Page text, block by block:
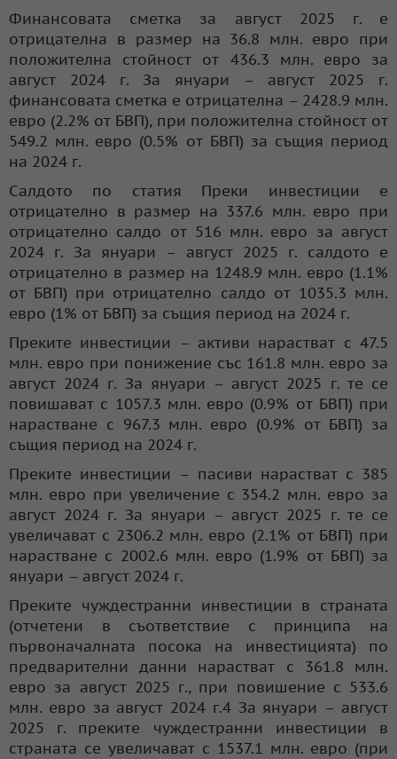
Финансовата сметка за август 2025 г. е
отрицателна в размер на 36.8 млн. евро при
положителна стойност от 436.3 млн. евро за
август 2024 г. За януари – август 2025 г.
финансовата сметка е отрицателна – 2428.9 млн.
евро (2.2% от БВП), при положителна стойност от
549.2 млн. евро (0.5% от БВП) за същия период
на 2024 г.
Салдото по статия Преки инвестиции е
отрицателно в размер на 337.6 млн. евро при
отрицателно салдо от 516 млн. евро за август
2024 г. За януари – август 2025 г. салдото е
отрицателно в размер на 1248.9 млн. евро (1.1%
от БВП) при отрицателно салдо от 1035.3 млн.
евро (1% от БВП) за същия период на 2024 г.
Преките инвестиции – активи нарастват с 47.5
млн. евро при понижение със 161.8 млн. евро за
август 2024 г. За януари – август 2025 г. те се
повишават с 1057.3 млн. евро (0.9% от БВП) при
нарастване с 967.3 млн. евро (0.9% от БВП) за
същия период на 2024 г.
Преките инвестиции – пасиви нарастват с 385
млн. евро при увеличение с 354.2 млн. евро за
август 2024 г. За януари – август 2025 г. те се
увеличават с 2306.2 млн. евро (2.1% от БВП) при
нарастване с 2002.6 млн. евро (1.9% от БВП) за
януари – август 2024 г.
Преките чуждестранни инвестиции в страната
(отчетени в съответствие с принципа на
първоначалната посока на инвестицията) по
предварителни данни нарастват с 361.8 млн.
евро за август 2025 г., при повишение с 533.6
млн. евро за август 2024 г.4 За януари – август
2025 г. преките чуждестранни инвестиции в
страната се увеличават с 1537.1 млн. евро (при